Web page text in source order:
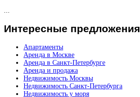
Интересные предложения
Апартаменты
Аренда в Москве
Аренда в Санкт-Петербурге
Аренда и продажа
Недвижимость Москвы
Недвижимость Санкт-Петербурга
Недвижимость у моря